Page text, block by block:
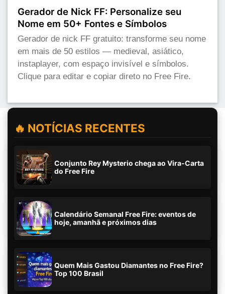
Gerador de Nick FF: Personalize seu
Nome em 50+ Fontes e Símbolos
Gerador de nick FF gratuito: transforme seu nome
em mais de 50 estilos — medieval, asiático,
instaplayer, com espaço invisível e símbolos.
Clique para editar e copiar direto no Free Fire.
🔥 NOTÍCIAS RECENTES
Conjunto Rey Mysterio chega ao Vira-Carta
do Free Fire
Calendário Semanal Free Fire: eventos de
hoje, amanhã e próximos dias
Quem Mais Gastou Diamantes no Free Fire?
Top 100 Brasil